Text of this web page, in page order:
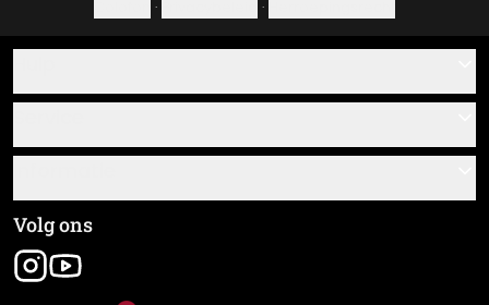
· ·
Over ons
Plak- en montagehandleidingen
Materiaaloverzicht
Nieuwsbrief aanmelden
Algemene voorwaarden
Colofon
Volg ons